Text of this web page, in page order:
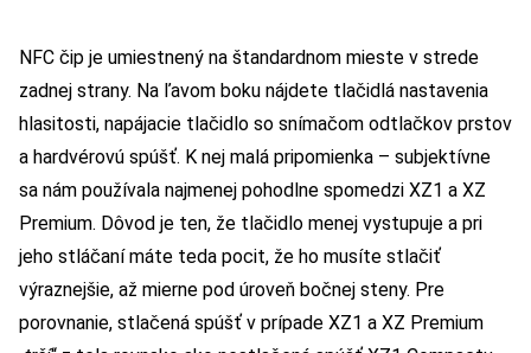
NFC čip je umiestnený na štandardnom mieste v strede
zadnej strany. Na ľavom boku nájdete tlačidlá nastavenia
hlasitosti, napájacie tlačidlo so snímačom odtlačkov prstov
a hardvérovú spúšť. K nej malá pripomienka – subjektívne
sa nám používala najmenej pohodlne spomedzi XZ1 a XZ
Premium. Dôvod je ten, že tlačidlo menej vystupuje a pri
jeho stláčaní máte teda pocit, že ho musíte stlačiť
výraznejšie, až mierne pod úroveň bočnej steny. Pre
porovnanie, stlačená spúšť v prípade XZ1 a XZ Premium